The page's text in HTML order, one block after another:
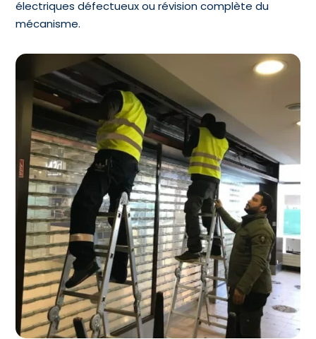
électriques défectueux ou révision complète du
mécanisme.